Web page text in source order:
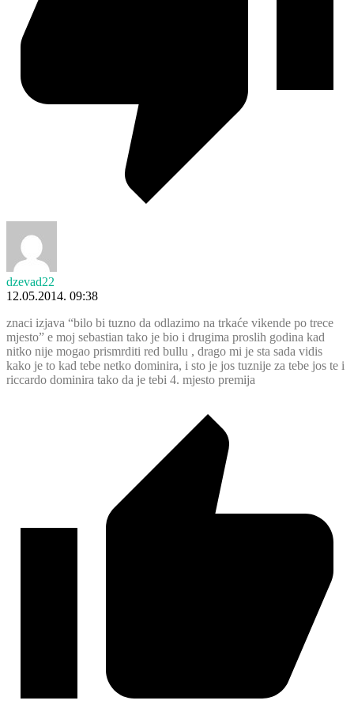
dzevad22
12.05.2014. 09:38
znaci izjava “bilo bi tuzno da odlazimo na trkaće vikende po trece
mjesto” e moj sebastian tako je bio i drugima proslih godina kad
nitko nije mogao prismrditi red bullu , drago mi je sta sada vidis
kako je to kad tebe netko dominira, i sto je jos tuznije za tebe jos te i
riccardo dominira tako da je tebi 4. mjesto premija